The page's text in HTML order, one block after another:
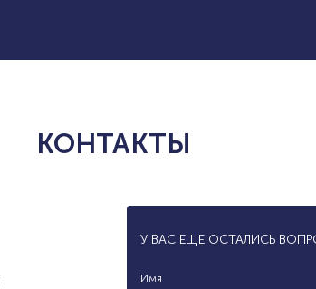
КОНТАКТЫ
У ВАС ЕЩЕ ОСТАЛИСЬ
Имя